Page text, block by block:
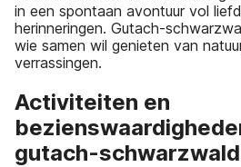
in een spontaan avontuur vol
herinneringen. Gutach-
wie samen wil genieten van
verrassingen.
Activiteiten en
gutach-